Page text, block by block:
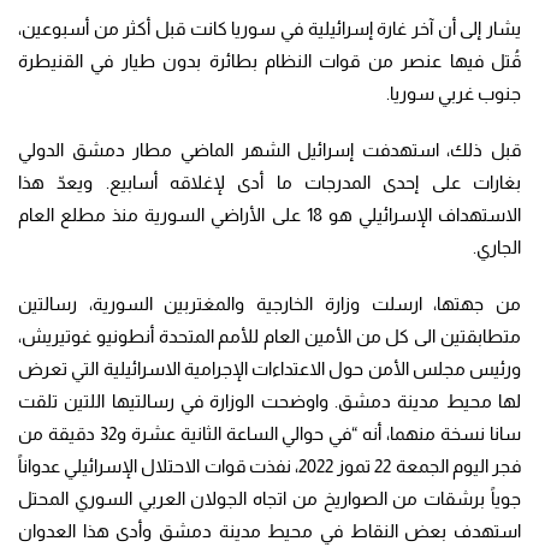
يشار إلى أن آخر غارة إسرائيلية في سوريا كانت قبل أكثر من أسبوعين،
قُتل فيها عنصر من قوات النظام بطائرة بدون طيار في القنيطرة
جنوب غربي سوريا.
قبل ذلك، استهدفت إسرائيل الشهر الماضي مطار دمشق الدولي
بغارات على إحدى المدرجات ما أدى لإغلاقه أسابيع. ويعدّ هذا
الاستهداف الإسرائيلي هو 18 على الأراضي السورية منذ مطلع العام
الجاري.
من جهتها، ارسلت ​وزارة الخارجية والمغتربين السورية​، رسالتين
متطابقتين الى كل من الأمين العام للأمم المتحدة ​أنطونيو غوتيريش​،
ورئيس ​مجلس الأمن​ حول الاعتداءات الإجرامية الاسرائيلية التي تعرض
لها محيط مدينة دمشق. واوضحت الوزارة في رسالتيها اللتين تلقت
سانا نسخة منهما، أنه “في حوالي الساعة الثانية عشرة و32 دقيقة من
فجر اليوم الجمعة 22 تموز 2022، نفذت قوات الاحتلال الإسرائيلي عدواناً
جوياً برشقات من الصواريخ من اتجاه ​الجولان​ العربي السوري المحتل
استهدف بعض النقاط في محيط مدينة دمشق وأدى هذا العدوان